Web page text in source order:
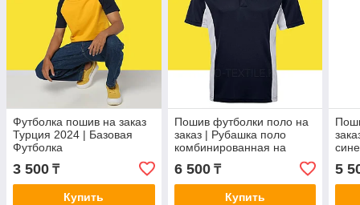
Футболка пошив на заказ
Турция 2024 | Базовая
Футболка
комбинированная
3 500 ₸
Купить
Пошив футболки поло на
заказ | Рубашка поло
комбинированная на
6 500₸
Купить
5